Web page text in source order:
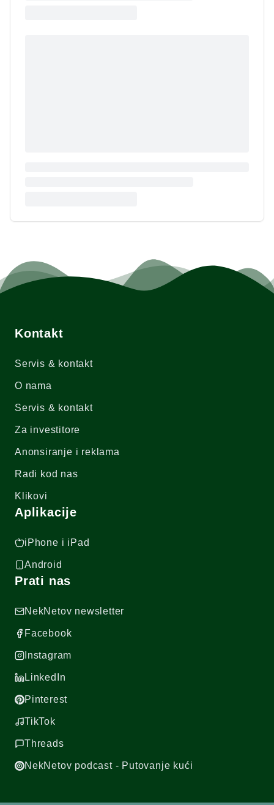
Kontakt
Servis & kontakt
O nama
Servis & kontakt
Za investitore
Anonsiranje i reklama
Radi kod nas
Klikovi
Aplikacije
iPhone i iPad
Android
Prati nas
NekNetov newsletter
Facebook
Instagram
LinkedIn
Pinterest
TikTok
Threads
NekNetov podcast - Putovanje kući